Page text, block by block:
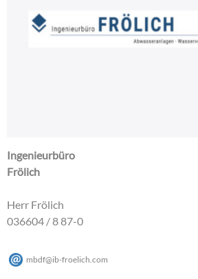
Ingenieurbüro
Frölich
Herr Frölich
036604 / 8 87-0
mbdf@ib-froelich.com